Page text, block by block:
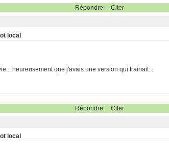
Répondre Citer
local
heureusement que j'avais une version qui trainait...
Répondre Citer
local